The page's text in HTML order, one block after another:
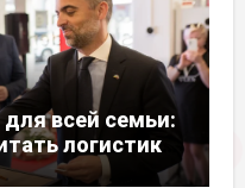
всей семьи:
логистику